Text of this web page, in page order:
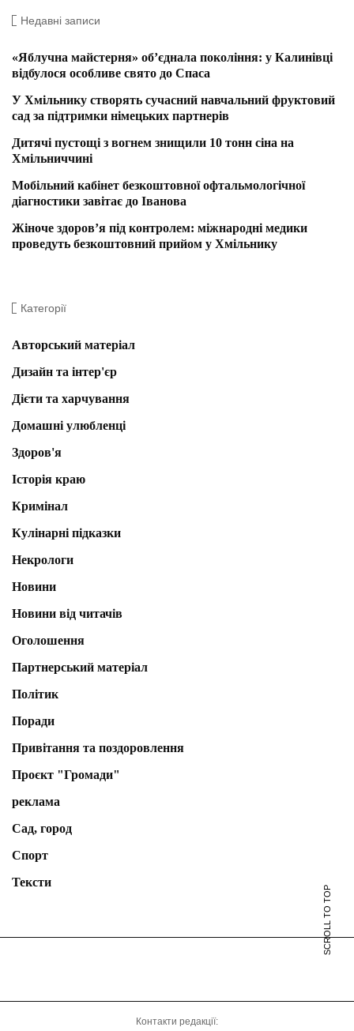
Недавні записи
«Яблучна майстерня» об’єднала покоління: у Калинівці
відбулося особливе свято до Спаса
У Хмільнику створять сучасний навчальний фруктовий
сад за підтримки німецьких партнерів
Дитячі пустощі з вогнем знищили 10 тонн сіна на
Хмільниччині
Мобільний кабінет безкоштовної офтальмологічної
діагностики завітає до Іванова
Жіноче здоров’я під контролем: міжнародні медики
проведуть безкоштовний прийом у Хмільнику
Категорії
Авторський матеріал
Дизайн та інтер'єр
Дієти та харчування
Домашні улюбленці
Здоров'я
Історія краю
Кримінал
Кулінарні підказки
Некрологи
Новини
Новини від читачів
Оголошення
Партнерський матеріал
Політик
Поради
Привітання та поздоровлення
Проєкт "Громади"
реклама
Сад, город
Спорт
Тексти
SCROLL TO TOP
Контакти редакції: